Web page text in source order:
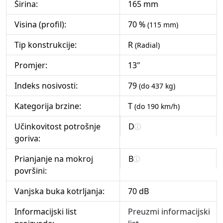
Širina:
165 mm
Visina (profil):
70 % (115 mm)
Tip konstrukcije: R (Radial)
Promjer:
13"
Indeks nosivosti:
79 (do 437 kg)
Kategorija brzine: T (do 190 km/h)
Učinkovitost potrošnje
goriva:
D
Prianjanje na mokroj
površini:
B
Vanjska buka kotrljanja:
70 dB
Informacijski list
Preuzmi informacijski